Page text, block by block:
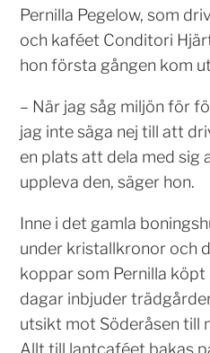
Pernilla Pegelow, som
och kaféet Conditori
hon första gången kom
– När jag såg miljön för
jag inte säga nej till att
en plats att dela med sig
uppleva den, säger hon.
Inne i det gamla
under kristallkronor och
koppar som Pernilla köpt
dagar inbjuder
utsikt mot Söderåsen till
Allt till lantcaféet bakas